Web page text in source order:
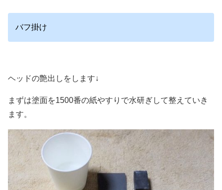
バフ掛け
ヘッドの艶出しをします↓
まずは塗面を1500番の紙やすりで水研ぎして整えていき
ます。